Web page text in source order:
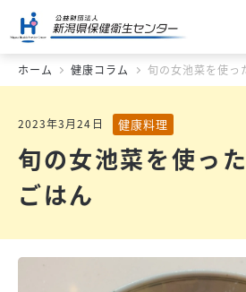
ホーム 健康コラム 旬の女池菜を使っ
旬の女池菜を使っ
ごはん
2023年3月24日 健康料理